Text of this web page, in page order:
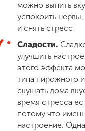
можно выпить
успокоить нервы,
и снять стресс
Сладости.
улучшить
этого эффекта
типа пирожного
скушать дома
время стресса
потому что
настроение.